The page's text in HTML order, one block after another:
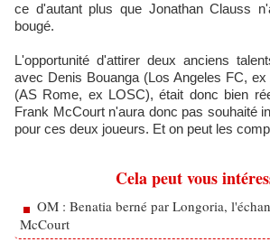
ce d'autant plus que Jonathan Clauss
bougé.
L'opportunité d'attirer deux anciens
avec Denis Bouanga (Los Angeles FC,
(AS Rome, ex LOSC), était donc bien
Frank McCourt n'aura donc pas souhaité
pour ces deux joueurs. Et on peut les
Cela peut vous
OM : Benatia berné par Longoria,
McCourt